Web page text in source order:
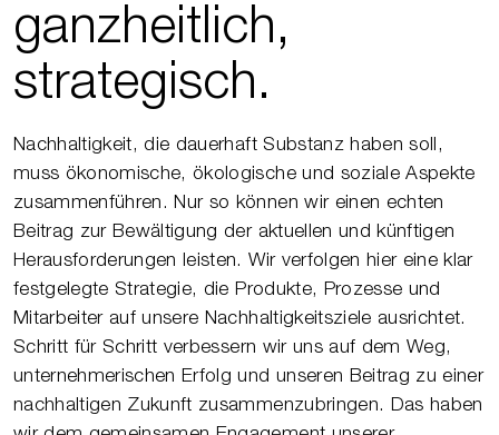
ganzheitlich,
strategisch.
Nachhaltigkeit, die dauerhaft Substanz haben soll,
muss ökonomische, ökologische und soziale Aspekte
zusammenführen. Nur so können wir einen echten
Beitrag zur Bewältigung der aktuellen und künftigen
Herausforderungen leisten. Wir verfolgen hier eine klar
festgelegte Strategie, die Produkte, Prozesse und
Mitarbeiter auf unsere Nachhaltigkeitsziele ausrichtet.
Schritt für Schritt verbessern wir uns auf dem Weg,
unternehmerischen Erfolg und unseren Beitrag zu einer
nachhaltigen Zukunft zusammenzubringen. Das haben